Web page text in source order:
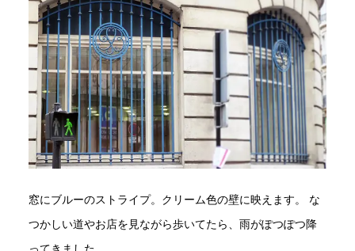
窓にブルーのストライプ。クリーム色の壁に映えます。 な
つかしい道やお店を見ながら歩いてたら、雨がぽつぽつ降